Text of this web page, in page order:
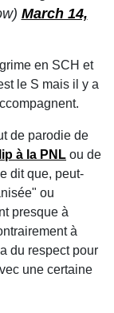
March 14,
en SCH et
le S mais il y a
de parodie de
à la PNL ou de
dit que, peut-
ou
presque à
à
du respect pour
une certaine